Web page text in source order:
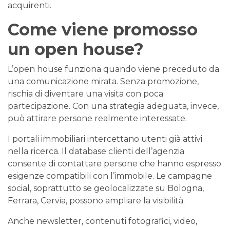
acquirenti.
Come viene promosso
un open house?
L’open house funziona quando viene preceduto da
una comunicazione mirata. Senza promozione,
rischia di diventare una visita con poca
partecipazione. Con una strategia adeguata, invece,
può attirare persone realmente interessate.
I portali immobiliari intercettano utenti già attivi
nella ricerca. Il database clienti dell’agenzia
consente di contattare persone che hanno espresso
esigenze compatibili con l’immobile. Le campagne
social, soprattutto se geolocalizzate su Bologna,
Ferrara, Cervia, possono ampliare la visibilità.
Anche newsletter, contenuti fotografici, video,